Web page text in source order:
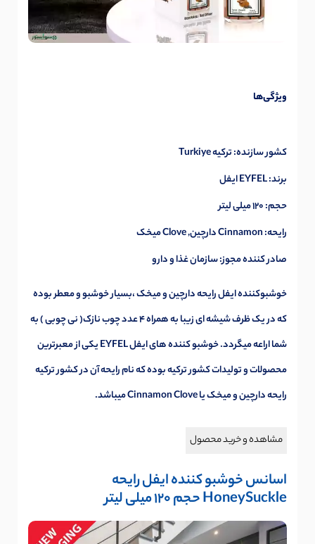
ویژگی‌ها
کشور سازنده: ترکیه Turkiye
برند: EYFEL ایفل
حجم: 120 میلی لیتر
رایحه: Cinnamon دارچین, Clove میخک
صادر کننده مجوز: سازمان غذا و دارو
خوشبوکننده ایفل رایحه دارچین و میخک ،بسیار خوشبو و معطر بوده
که در یک ظرف شیشه ای زیبا به همراه 4 عدد چوب نازک( نی چوبی ) به
شما اراعه میگردد. خوشبو کننده های ایفل EYFEL یکی از معبرترین
محصولات و تولیدات کشور ترکیه بوده که نام رایحه آن در کشور ترکیه
رایحه دارچین و میخک یا Cinnamon Clove میباشد.
مشاهده و خرید محصول
اسانس خوشبو کننده ایفل رایحه
HoneySuckle حجم 120 میلی لیتر